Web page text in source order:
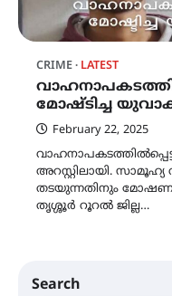
CRIME LATEST
മോഷ്ടിച്ച
February 22, 2025
അറസ്റ്റിലായി.
തടയുന്നതിനും
തൃശ്ശൂര്‍ റൂറല്‍ ജില്ല…
Search